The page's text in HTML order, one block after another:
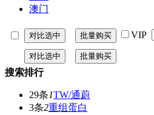
澳门
VIP
搜索排行
29条1TW/通蔚
3条2重组蛋白